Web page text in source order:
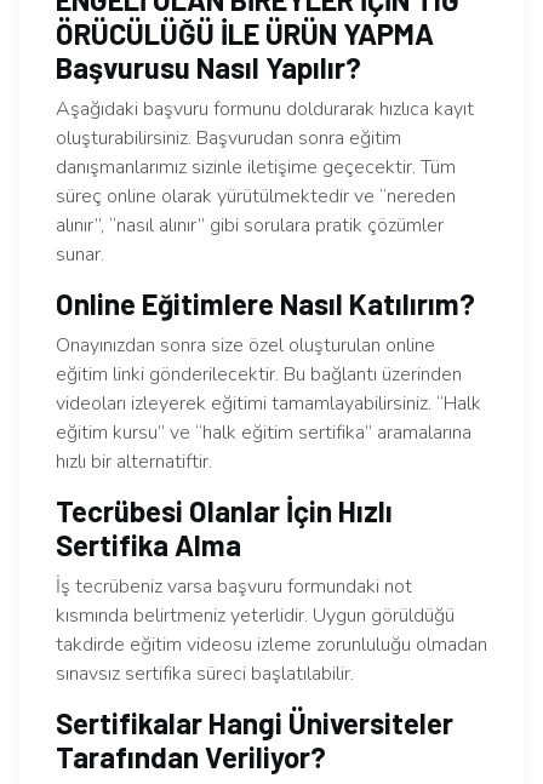
ÖRÜCÜLÜĞÜ İLE ÜRÜN YAPMA
Başvurusu Nasıl Yapılır?
Aşağıdaki başvuru formunu doldurarak hızlıca kayıt
oluşturabilirsiniz. Başvurudan sonra eğitim
danışmanlarımız sizinle iletişime geçecektir. Tüm
süreç online olarak yürütülmektedir ve “nereden
alınır”, “nasıl alınır” gibi sorulara pratik çözümler
sunar.
Online Eğitimlere Nasıl Katılırım?
Onayınızdan sonra size özel oluşturulan online
eğitim linki gönderilecektir. Bu bağlantı üzerinden
videoları izleyerek eğitimi tamamlayabilirsiniz. “Halk
eğitim kursu” ve “halk eğitim sertifika” aramalarına
hızlı bir alternatiftir.
Tecrübesi Olanlar İçin Hızlı
Sertifika Alma
İş tecrübeniz varsa başvuru formundaki not
kısmında belirtmeniz yeterlidir. Uygun görüldüğü
takdirde eğitim videosu izleme zorunluluğu olmadan
sınavsız sertifika süreci başlatılabilir.
Sertifikalar Hangi Üniversiteler
Tarafından Veriliyor?